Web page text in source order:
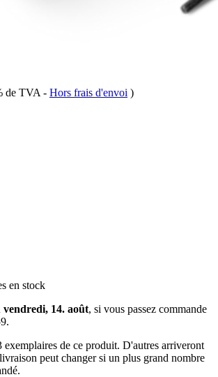
de TVA - Hors frais d'envoi )
en stock
14. août, si vous passez commande
.
exemplaires de ce produit. D'autres arriveront
peut changer si un plus grand nombre